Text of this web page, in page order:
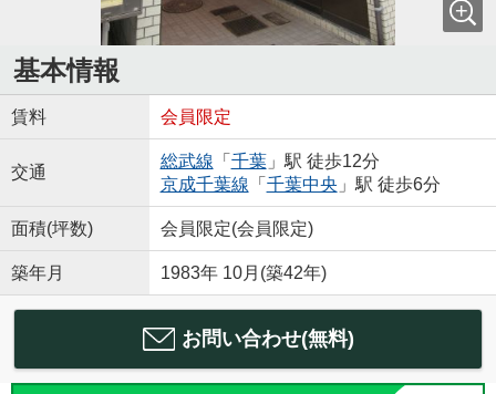
基本情報
賃料 会員限定
交通
総武線 「 千葉」駅 徒歩12分
京成千葉線 「 千葉中央 」駅 徒歩6分
面積(坪数) 会員限定(会員限定)
築年月 1983年 10月(築42年)
お問い合わせ(無料)